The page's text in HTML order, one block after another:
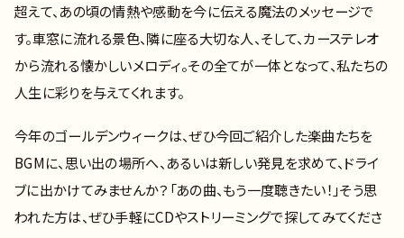
超えて、あの頃の情熱や感動を今に伝える魔法のメッセージで
す。車窓に流れる景色、隣に座る大切な人、そして、カーステレオ
から流れる懐かしいメロディ。その全てが一体となって、私たちの
人生に彩りを与えてくれます。
今年のゴールデンウィークは、ぜひ今回ご紹介した楽曲たちを
BGMに、思い出の場所へ、あるいは新しい発見を求めて、ドライ
ブに出かけてみませんか？「あの曲、もう一度聴きたい！」そう思
われた方は、ぜひ手軽にCDやストリーミングで探してみてくださ